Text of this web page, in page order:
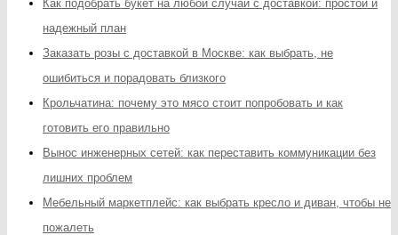
Как подобрать букет на любой случай с доставкой: простой и
надежный план
Заказать розы с доставкой в Москве: как выбрать, не
ошибиться и порадовать близкого
Крольчатина: почему это мясо стоит попробовать и как
готовить его правильно
Вынос инженерных сетей: как переставить коммуникации без
лишних проблем
Мебельный маркетплейс: как выбрать кресло и диван, чтобы не
пожалеть